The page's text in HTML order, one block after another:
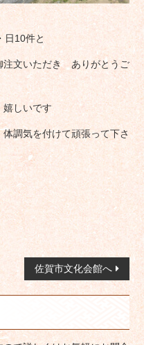
10件と
文いただき ありがとうご
しいです
気を付けて頑張って下さ
佐賀市文化会館へ